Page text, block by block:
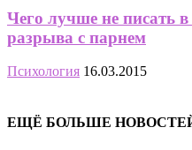
Чего лучше не писать
разрыва с парнем
Психология 16.03.2015
ЕЩЁ БОЛЬШЕ